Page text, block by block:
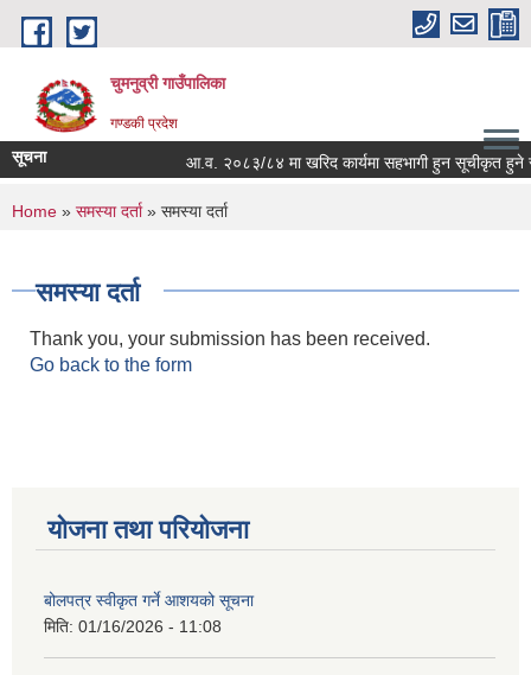
Skip to main content
चुमनुव्री गाउँपालिका
गण्डकी प्रदेश
सूचना आ.व. २०८३/८४ मा खरिद कार्यमा सहभागी हुन सूचीकृत हुने
You are here
Home » समस्या दर्ता» समस्या दर्ता
समस्या दर्ता
Thank you, your submission has been received.
Go back to the form
योजना तथा परियोजना
बोलपत्र स्वीकृत गर्ने आशयको सूचना
मिति: 01/16/2026 - 11:08